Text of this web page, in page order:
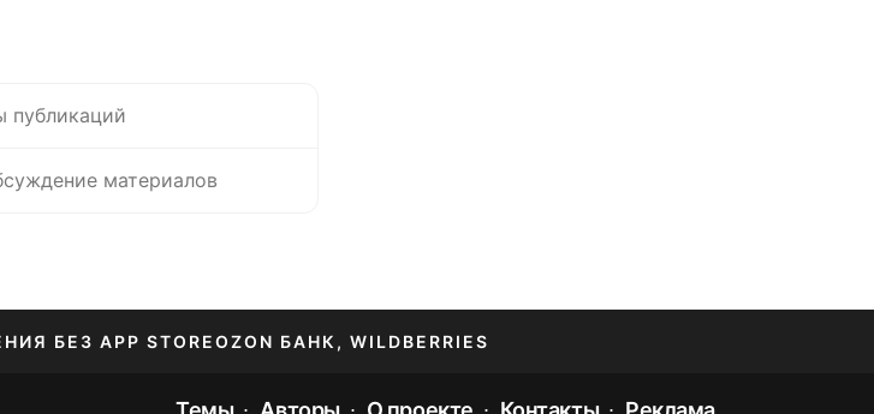
публикаций
материалов
БЕЗ APP STOREOZON БАНК, WILDBERRIES